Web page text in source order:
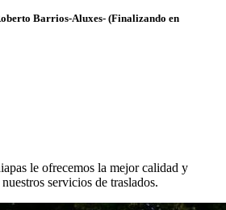
Barrios-Aluxes- (Finalizando en
le ofrecemos la mejor calidad y
servicios de traslados.